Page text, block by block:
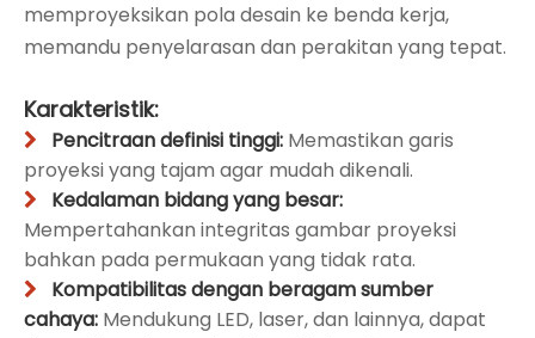
memproyeksikan pola desain ke benda kerja,
memandu penyelarasan dan perakitan yang tepat.
Karakteristik:
 Pencitraan definisi tinggi: Memastikan garis
proyeksi yang tajam agar mudah dikenali.

Kedalaman bidang yang besar:
Mempertahankan integritas gambar proyeksi
bahkan pada permukaan yang tidak rata.

Kompatibilitas dengan beragam sumber
cahaya: Mendukung LED, laser, dan lainnya, dapat